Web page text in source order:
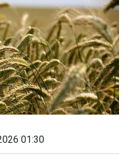
01:30